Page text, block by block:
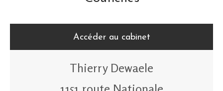
Accéder au cabinet
Thierry Dewaele